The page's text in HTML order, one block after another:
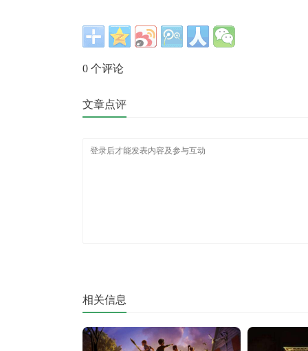
0 个评论
文章点评
相关信息